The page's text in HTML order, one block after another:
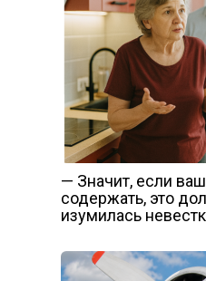
— Значит, если
содержать, это
изумилась